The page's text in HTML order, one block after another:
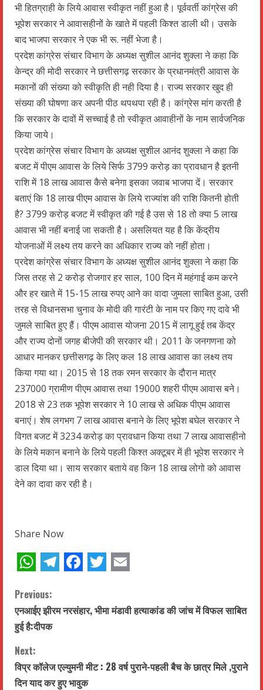
भी हितग्राही के लिये आवास स्वीकृत नहीं हुआ है। पूर्ववर्ती कांग्रेस की
भूपेश सरकार ने आवासहीनों के खाते में पहली किश्त डाली थी। उसके
बाद भाजपा सरकार ने एक भी रू. नहीं भेजा है।
प्रदेश कांग्रेस संचार विभाग के अध्यक्ष सुशील आनंद शुक्ला ने कहा कि
केन्द्र की मोदी सरकार ने छत्तीसगढ़ सरकार के प्रधानमंत्री आवास के
मकानों की संख्या को स्वीकृति ही नही दिया है। राज्य सरकार खुद ही
संख्या की घोषणा कर अपनी पीठ थपथपा रही है। कांग्रेस मांग करती है
कि सरकार के दावों में सच्चाई है तो स्वीकृत आवाहीनों के नाम सार्वजनिक
किया जाये।
प्रदेश कांग्रेस संचार विभाग के अध्यक्ष सुशील आनंद शुक्ला ने कहा कि
बजट में पीएम आवास के लिये सिर्फ 3799 करोड़ का प्रावधान है इतनी
राशि में 18 लाख आवास कैसे बनेगा इसका जवाब भाजपा दें। सरकार
बताएं कि 18 लाख पीएम आवास के लिये राज्यांश की राशि कितनी होती
है? 3799 करोड़ बजट में स्वीकृत की गई है उस से 18 तो क्या 5 लाख
आवास भी नहीं बनाई जा सकती है। असलियत यह है कि केंद्रीय
योजनाओं में लक्ष्य तय करने का अधिकार राज्य को नहीं होता।
प्रदेश कांग्रेस संचार विभाग के अध्यक्ष सुशील आनंद शुक्ला ने कहा कि
जिस तरह से 2 करोड़ रोजगार हर साल, 100 दिन में महंगाई कम करने
और हर खाते में 15-15 लाख रुपए आने का वादा जुमला साबित हुआ, उसी
तरह से विधानसभा चुनाव के मोदी की गारंटी के नाम पर किए गए दावे भी
जुमले साबित हुए हैं। पीएम आवास योजना 2015 में लागू हुई तब केंद्र
और राज्य दोनों जगह बीजेपी की सरकार थी। 2011 के जनगणना को
आधार मानकर छत्तीसगढ़ के लिए कल 18 लाख आवास का लक्ष्य तय
किया गया था। 2015 से 18 तक रमन सरकार के दौरान मात्र
237000 ग्रामीण पीएम आवास तथा 19000 शहरी पीएम आवास बने।
2018 से 23 तक भूपेश सरकार ने 10 लाख से अधिक पीएम आवास
बनाएं। शेष लगभग 7 लाख आवास बनाने के लिए भूपेश बघेल सरकार ने
विगत बजट में 3234 करोड़ का प्रावधान किया तथा 7 लाख आवासहीनो
के लिये मकान बनाने के लिये पहली किश्त अक्टूबर में ही भूपेश सरकार ने
डाल दिया था। साय सरकार बताये वह किन 18 लाख लोगो को आवास
देने का दावा कर रही है।
Share Now
C
o
n
t
Previous:
एनआईए झीरम नरसंहार, भीमा मंडावी हत्याकांड की जांच में विफल साबित
हुई है:दीपक
Next:
विप्र कॉलेज एल्युमनी मीट : 28 वर्ष पुराने-पहली बैच के छात्र मिले ,पुराने
दिन याद कर हुए भावुक